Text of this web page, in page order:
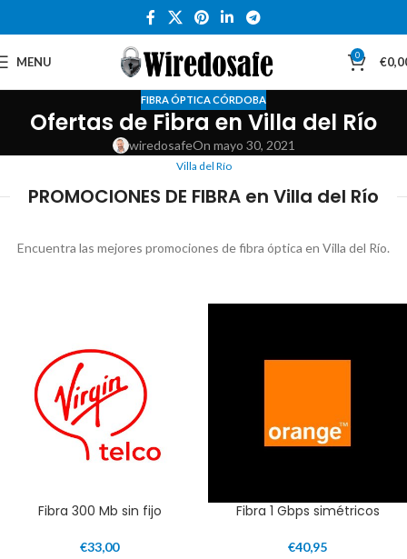
MENU 0 €
FIBRA ÓPTICA CÓRDOBA
Ofertas de Fibra en Villa del Río
wiredosafeOn mayo 30, 2021
Villa del Río
PROMOCIONES DE FIBRA en Villa del Río
Encuentra las mejores promociones de fibra óptica en Villa del Río.
Fibra 300 Mb sin fijo
€33,00
Fibra 1 Gbps simétricos
€40,95